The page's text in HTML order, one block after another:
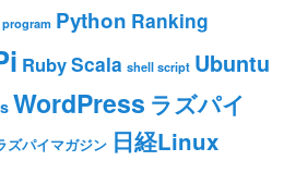
program Python Ranking
RubyScala shell script Ubuntu
WordPress ラズパイ
ズパイマガジン 日経Linux